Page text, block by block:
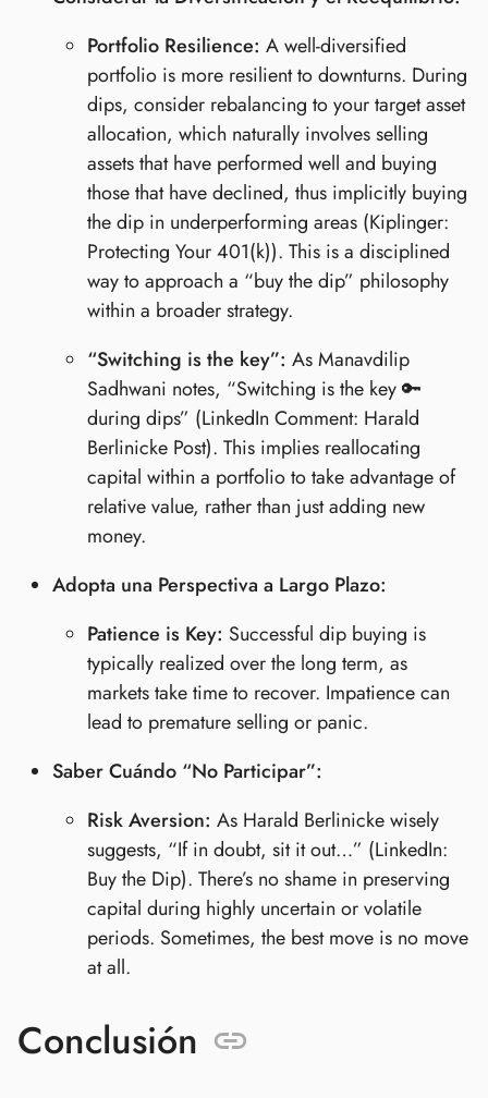
Portfolio Resilience: A well-diversified
portfolio is more resilient to downturns. During
dips, consider rebalancing to your target asset
allocation, which naturally involves selling
assets that have performed well and buying
those that have declined, thus implicitly buying
the dip in underperforming areas (Kiplinger:
Protecting Your 401(k)). This is a disciplined
way to approach a “buy the dip” philosophy
within a broader strategy.
“Switching is the key”: As Manavdilip
Sadhwani notes, “Switching is the key 🔑
during dips” (LinkedIn Comment: Harald
Berlinicke Post). This implies reallocating
capital within a portfolio to take advantage of
relative value, rather than just adding new
money.
Adopta una Perspectiva a Largo Plazo:
Patience is Key: Successful dip buying is
typically realized over the long term, as
markets take time to recover. Impatience can
lead to premature selling or panic.
Saber Cuándo “No Participar”:
Risk Aversion: As Harald Berlinicke wisely
suggests, “If in doubt, sit it out…” (LinkedIn:
Buy the Dip). There’s no shame in preserving
capital during highly uncertain or volatile
periods. Sometimes, the best move is no move
at all.
Conclusión